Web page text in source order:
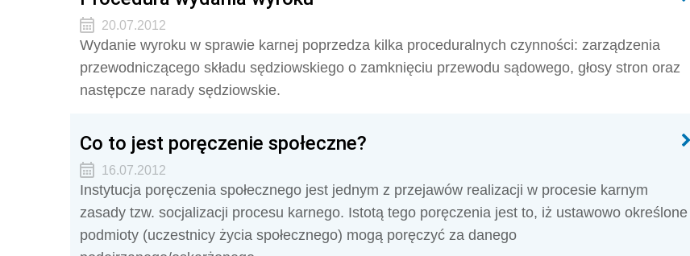
20.07.2012
Wydanie wyroku w sprawie karnej poprzedza kilka proceduralnych czynności: zarządzenia
przewodniczącego składu sędziowskiego o zamknięciu przewodu sądowego, głosy stron oraz
następcze narady sędziowskie.
Co to jest poręczenie społeczne?
16.07.2012
Instytucja poręczenia społecznego jest jednym z przejawów realizacji w procesie karnym
zasady tzw. socjalizacji procesu karnego. Istotą tego poręczenia jest to, iż ustawowo określone
podmioty (uczestnicy życia społecznego) mogą poręczyć za danego